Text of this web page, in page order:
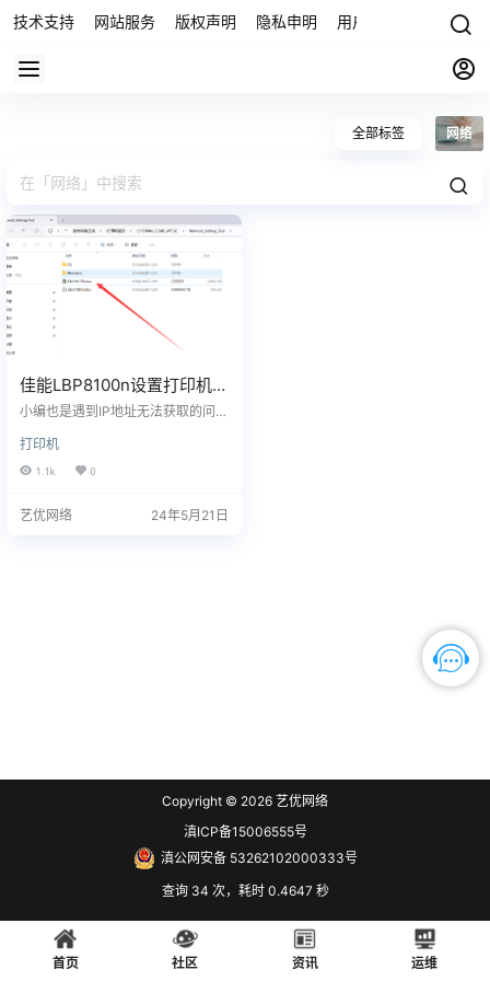
技术支持 网站服务 版权声明 隐私申明 用户协议 联系我们
全部标签 网络
佳能LBP8100n设置打印机IP
地址方法
小编也是遇到IP地址无法获取的问
境，也无法使用旧的IP地址，只能让
打印机自动获取新的网络环境地
借助驱动工具先设置好IP地址后，其
打印机
1.1k 0
艺优网络 24年5月21日
Copyright © 2026 艺优网络
滇ICP备15006555号
滇公网安备 53262102000333号
查询 34 次，耗时 0.4647 秒
首页 社区 资讯 运维